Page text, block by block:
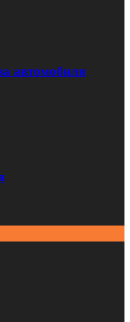
автомобиля